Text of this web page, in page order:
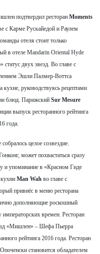
подтвердил ресторан Moments
с Карме Рускайедой и Раулем
отеля стоит только
в отеле Mandarin Oriental Hyde
двух звезд. Во главе с
Эшли Палмер-Воттса
кухне, руководствуясь рецептами
блюд. Парижский Sur Mesure
выпуск ресторанного рейтинга
года.
целое созвездие.
может похвастаться сразу
и упоминание в «Красном Гиде
Man Wah во главе с
привнёс в меню ресторана
дополняющие роскошный
императорских времен. Ресторан
«Мишлен» – Шефа Пьерра
рейтинга 2016 года. Ресторан
становится обладателем